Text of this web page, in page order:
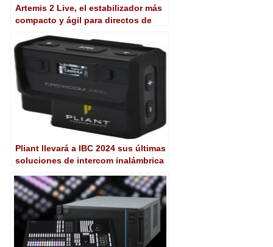
Artemis 2 Live, el estabilizador más
compacto y ágil para directos de
Pliant llevará a IBC 2024 sus últimas
soluciones de intercom inalámbrica